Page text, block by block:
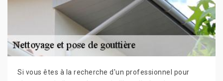
Si vous êtes à la recherche d'un professionnel pour